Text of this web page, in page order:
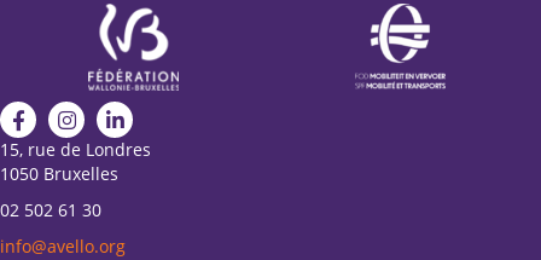
15, rue de Londres
1050 Bruxelles
02 502 61 30
info@avello.org